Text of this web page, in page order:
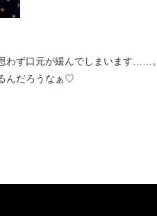
わず口元が緩んでしまいます……。
んだろうなぁ♡